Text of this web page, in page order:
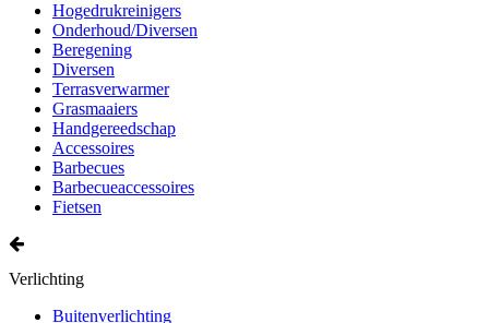
Hogedrukreinigers
Onderhoud/Diversen
Beregening
Diversen
Terrasverwarmer
Grasmaaiers
Handgereedschap
Accessoires
Barbecues
Barbecueaccessoires
Fietsen
Verlichting
Buitenverlichting